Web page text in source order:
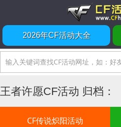
2026年CF活动大全
王者许愿CF活动 归档：
CF传说炽阳活动